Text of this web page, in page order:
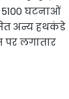
घटनाओं
अन्य हथकंडे
पर लगातार